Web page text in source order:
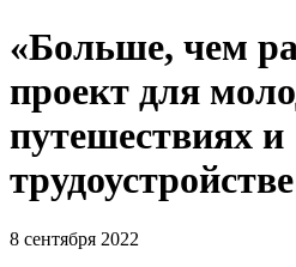
«Больше, чем
проект для
путешествиях и
трудоустройстве
8 сентября 2022